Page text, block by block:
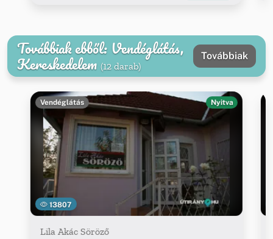
Továbbiak ebből: Vendéglátás,
Kereskedelem (12 darab)
Továbbiak
13807
Vendéglátás Nyitva
Lila Akác Söröző